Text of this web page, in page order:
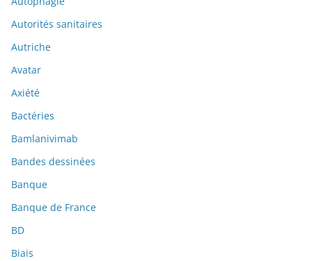
Autorités sanitaires
Autriche
Avatar
Axiété
Bactéries
Bamlanivimab
Bandes dessinées
Banque
Banque de France
BD
Biais